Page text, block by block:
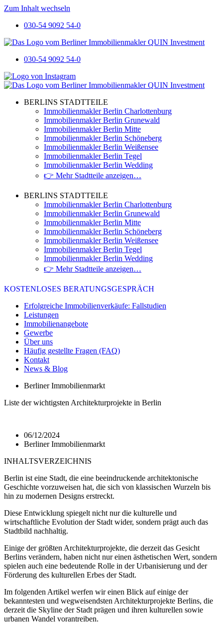
Zum Inhalt wechseln
030-54 9092 54-0
030-54 9092 54-0
BERLINS STADTTEILE
Immobilienmakler Berlin Charlottenburg
Immobilienmakler Berlin Grunewald
Immobilienmakler Berlin Mitte
Immobilienmakler Berlin Schöneberg
Immobilienmakler Berlin Weißensee
Immobilienmakler Berlin Tegel
Immobilienmakler Berlin Wedding
👉 Mehr Stadtteile anzeigen…
BERLINS STADTTEILE
Immobilienmakler Berlin Charlottenburg
Immobilienmakler Berlin Grunewald
Immobilienmakler Berlin Mitte
Immobilienmakler Berlin Schöneberg
Immobilienmakler Berlin Weißensee
Immobilienmakler Berlin Tegel
Immobilienmakler Berlin Wedding
👉 Mehr Stadtteile anzeigen…
KOSTENLOSES BERATUNGSGESPRÄCH
Erfolgreiche Immobilienverkäufe: Fallstudien
Leistungen
Immobilienangebote
Gewerbe
Über uns
Häufig gestellte Fragen (FAQ)
Kontakt
News & Blog
Berliner Immobilienmarkt
Liste der wichtigsten Architekturprojekte in Berlin
06/12/2024
Berliner Immobilienmarkt
INHALTSVERZEICHNIS
Berlin ist eine Stadt, die eine beeindruckende architektonische
Geschichte vorzuweisen hat, die sich von klassischen Wurzeln bis
hin zu modernen Designs erstreckt.
Diese Entwicklung spiegelt nicht nur die kulturelle und
wirtschaftliche Evolution der Stadt wider, sondern prägt auch das
Stadtbild nachhaltig.
Einige der größten Architekturprojekte, die derzeit das Gesicht
Berlins verändern, haben nicht nur einen ästhetischen Wert, sondern
spielen auch eine bedeutende Rolle in der Urbanisierung und der
Förderung des kulturellen Erbes der Stadt.
Im folgenden Artikel werfen wir einen Blick auf einige der
bekanntesten und wegweisendsten Architekturprojekte Berlins, die
derzeit die Skyline der Stadt prägen und ihren kulturellen sowie
urbanen Wandel vorantreiben.